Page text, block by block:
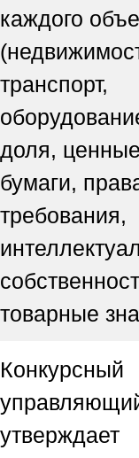
каждого
транспорт,
доля,
бумаги,
требования,
товарные
Конкурсный
утверждает